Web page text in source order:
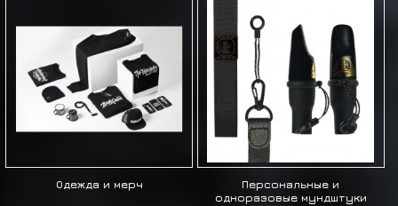
Одежда и мерч
Персональные и
одноразовые мундштуки